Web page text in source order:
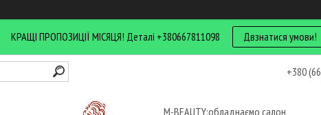
КРАЩІ ПРОПОЗИЦІЇ МІСЯЦЯ! Деталі +380667811098 Двзнатися умови!
+380
M-BEAUTY:обладнаємо салон